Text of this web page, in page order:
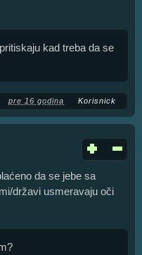
kad treba da se
pre 16 godina Korisnick
da se jebe sa
državi usmeravaju oči